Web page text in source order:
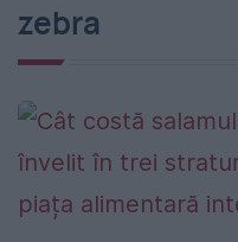
-
Evenimentul
Zilei
zebra